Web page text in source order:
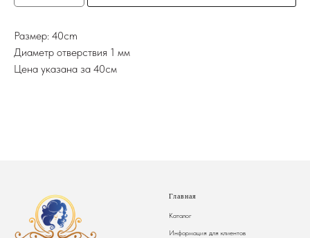
Размер: 40cm
Диаметр отверствия 1 мм
Цена указана за 40см
Главная
Каталог
Информация для клиентов